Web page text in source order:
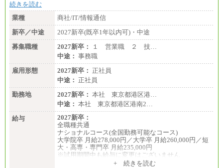
続きを読む
業種
商社/IT/情報通信
新卒／中途
2027新卒(既卒1年以内可)・中途
募集職種
2027新卒：
１ 営業職 ２ 技…
中途： 事務職
雇用形態
2027新卒： 正社員
中途： 正社員
勤務地
2027新卒： 本社 東京都港区港…
中途： 本社 東京都港区港南2…
給与
2027新卒：
全職種共通
ナショナルコース(全国勤務可能なコース)
大学院卒 月給278,000円／大学卒 月給260,000円／短
大・高専・専門卒 月給235,000円
※試用期間中も給与に変更はございません
+ 続きを読む